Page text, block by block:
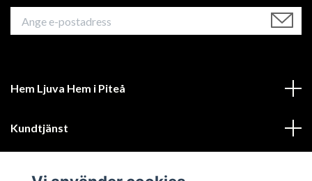
Hem Ljuva Hem i Piteå
Kundtjänst